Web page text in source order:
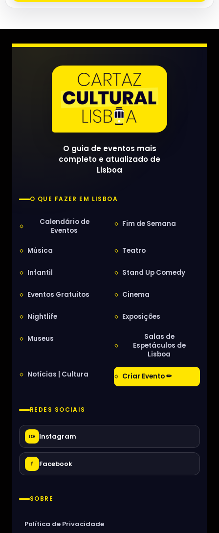
O guia de eventos mais
completo e atualizado de
Lisboa
O QUE FAZER EM LISBOA
Calendário de
Eventos
Fim de Semana
Música Teatro
Infantil Stand Up Comedy
Eventos Gratuitos Cinema
Nightlife Exposições
Museus
Salas de
Espetáculos de
Lisboa
Notícias | Cultura Criar Evento ✏
REDES SOCIAIS
IG Instagram
f Facebook
SOBRE
Política de Privacidade